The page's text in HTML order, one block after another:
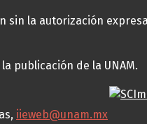
sin la autorización
publicación de la UNAM.
iieweb@unam.mx